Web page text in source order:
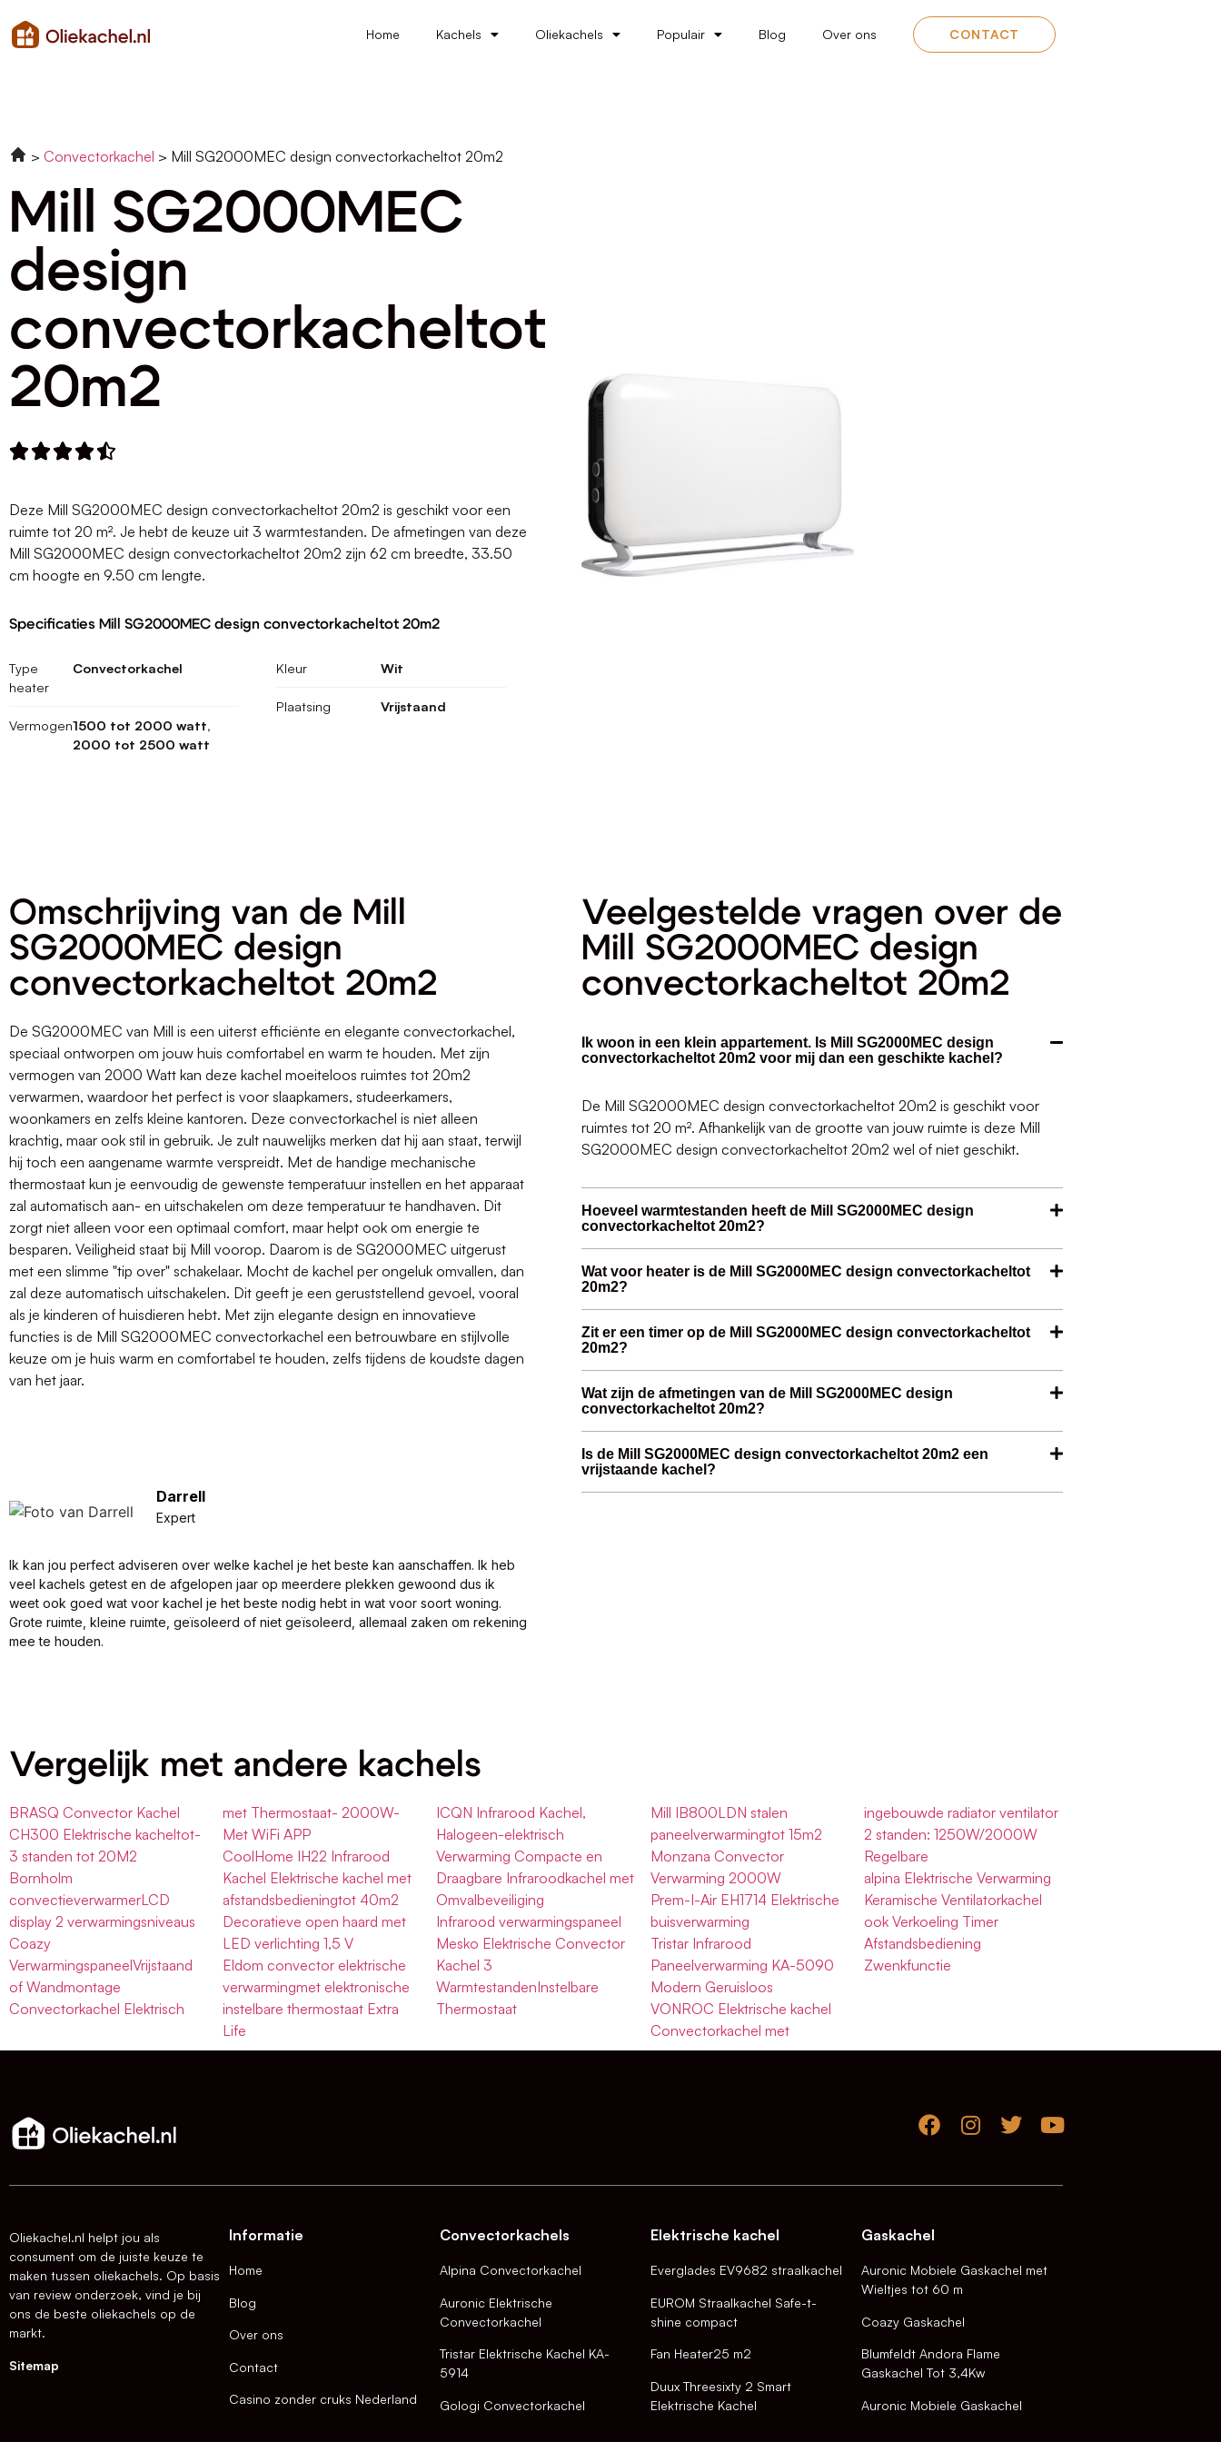
Home Kachels Oliekachels Populair Blog Over ons CONTACT
Convectorkachel Mill SG2000MEC design convectorkacheltot 20m2
Mill SG2000MEC
design
convectorkacheltot
20m2

Deze Mill SG2000MEC design convectorkacheltot 20m2 is geschikt voor een
ruimte tot 20 m². Je hebt de keuze uit 3 warmtestanden. De afmetingen van deze
Mill SG2000MEC design convectorkacheltot 20m2 zijn 62 cm breedte, 33.50
cm hoogte en 9.50 cm lengte.
Specificaties Mill SG2000MEC design convectorkacheltot 20m2
Type
heater
Convectorkachel
Vermogen1500 tot 2000 watt,
2000 tot 2500 watt
Kleur Wit
Plaatsing Vrijstaand
Omschrijving van de Mill
SG2000MEC design
convectorkacheltot 20m2
De SG2000MEC van Mill is een uiterst efficiënte en elegante convectorkachel,
speciaal ontworpen om jouw huis comfortabel en warm te houden. Met zijn
vermogen van 2000 Watt kan deze kachel moeiteloos ruimtes tot 20m2
verwarmen, waardoor het perfect is voor slaapkamers, studeerkamers,
woonkamers en zelfs kleine kantoren. Deze convectorkachel is niet alleen
krachtig, maar ook stil in gebruik. Je zult nauwelijks merken dat hij aan staat, terwijl
hij toch een aangename warmte verspreidt. Met de handige mechanische
thermostaat kun je eenvoudig de gewenste temperatuur instellen en het apparaat
zal automatisch aan- en uitschakelen om deze temperatuur te handhaven. Dit
zorgt niet alleen voor een optimaal comfort, maar helpt ook om energie te
besparen. Veiligheid staat bij Mill voorop. Daarom is de SG2000MEC uitgerust
met een slimme "tip over" schakelaar. Mocht de kachel per ongeluk omvallen, dan
zal deze automatisch uitschakelen. Dit geeft je een geruststellend gevoel, vooral
als je kinderen of huisdieren hebt. Met zijn elegante design en innovatieve
functies is de Mill SG2000MEC convectorkachel een betrouwbare en stijlvolle
keuze om je huis warm en comfortabel te houden, zelfs tijdens de koudste dagen
van het jaar.
Darrell
Expert
Ik kan jou perfect adviseren over welke kachel je het beste kan aanschaffen. Ik heb
veel kachels getest en de afgelopen jaar op meerdere plekken gewoond dus ik
weet ook goed wat voor kachel je het beste nodig hebt in wat voor soort woning.
Grote ruimte, kleine ruimte, geïsoleerd of niet geïsoleerd, allemaal zaken om rekening
mee te houden.
Veelgestelde vragen over de
Mill SG2000MEC design
convectorkacheltot 20m2
Ik woon in een klein appartement. Is Mill SG2000MEC design
convectorkacheltot 20m2 voor mij dan een geschikte kachel?
De Mill SG2000MEC design convectorkacheltot 20m2 is geschikt voor
ruimtes tot 20 m². Afhankelijk van de grootte van jouw ruimte is deze Mill
SG2000MEC design convectorkacheltot 20m2 wel of niet geschikt.
Hoeveel warmtestanden heeft de Mill SG2000MEC design
convectorkacheltot 20m2?
Wat voor heater is de Mill SG2000MEC design convectorkacheltot
20m2?
Zit er een timer op de Mill SG2000MEC design convectorkacheltot
20m2?
Wat zijn de afmetingen van de Mill SG2000MEC design
convectorkacheltot 20m2?
Is de Mill SG2000MEC design convectorkacheltot 20m2 een
vrijstaande kachel?
Vergelijk met andere kachels
BRASQ Convector Kachel
CH300 Elektrische kacheltot-
3 standen tot 20M2
Bornholm
convectieverwarmerLCD
display 2 verwarmingsniveaus
Coazy
VerwarmingspaneelVrijstaand
of Wandmontage
Convectorkachel Elektrisch
met Thermostaat- 2000W-
Met WiFi APP
CoolHome IH22 Infrarood
Kachel Elektrische kachel met
afstandsbedieningtot 40m2
Decoratieve open haard met
LED verlichting 1,5 V
Eldom convector elektrische
verwarmingmet elektronische
instelbare thermostaat Extra
Life
ICQN Infrarood Kachel,
Halogeen-elektrisch
Verwarming Compacte en
Draagbare Infraroodkachel met
Omvalbeveiliging
Infrarood verwarmingspaneel
Mesko Elektrische Convector
Kachel 3
WarmtestandenInstelbare
Thermostaat
Mill IB800LDN stalen
paneelverwarmingtot 15m2
Monzana Convector
Verwarming 2000W
Prem-I-Air EH1714 Elektrische
buisverwarming
Tristar Infrarood
Paneelverwarming KA-5090
Modern Geruisloos
VONROC Elektrische kachel
Convectorkachel met
ingebouwde radiator ventilator
2 standen: 1250W/2000W
Regelbare
alpina Elektrische Verwarming
Keramische Ventilatorkachel
ook Verkoeling Timer
Afstandsbediening
Zwenkfunctie
Oliekachel.nl helpt jou als
consument om de juiste keuze te
maken tussen oliekachels. Op basis
van review onderzoek, vind je bij
ons de beste oliekachels op de
markt.
Sitemap
Informatie
Home
Blog
Over ons
Contact
Casino zonder cruks Nederland
Convectorkachels
Alpina Convectorkachel
Auronic Elektrische
Convectorkachel
Tristar Elektrische Kachel KA-
5914
Gologi Convectorkachel
Elektrische kachel
Everglades EV9682 straalkachel
EUROM Straalkachel Safe-t-
shine compact
Fan Heater25 m2
Duux Threesixty 2 Smart
Elektrische Kachel
Gaskachel
Auronic Mobiele Gaskachel met
Wieltjes tot 60 m
Coazy Gaskachel
Blumfeldt Andora Flame
Gaskachel Tot 3,4Kw
Auronic Mobiele Gaskachel